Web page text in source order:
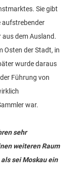
Sie gibt
aufstrebender
dem Ausland.
Osten der Stadt, in
wurde daraus
Führung von
war.
sehr
weiteren Raum
sei Moskau ein